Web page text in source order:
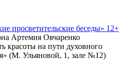
просветительские беседы» 12+
Артемия Овчаренко
красоты на пути духовного
(М. Ульяновой, 1, зале №12)